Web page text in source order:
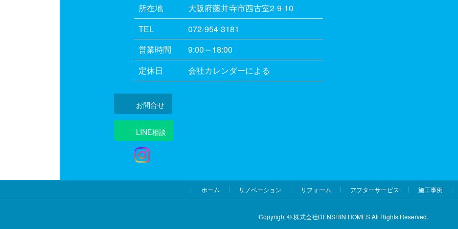
所在地
大阪府藤井寺市西古室2-9-10
TEL
072-954-3181
営業時間
9:00～18:00
定休日
会社カレンダーによる
お問合せ
LINE相談
ホーム リノベーション リフォーム アフターサービス 施工事例
Copyright © 株式会社DENSHIN HOMES All Rights Reserved.